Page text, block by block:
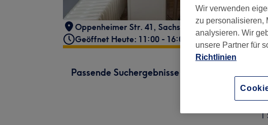
Oppenheimer Str. 41 , Sachsenhausen, Frankfurt
Geöffnet Heute: 11:00 - 16:00
Passende Suchergebnisse
1
Wir verwenden
zu personalisieren,
analysieren. Wir
unsere Partner für
Richtlinien